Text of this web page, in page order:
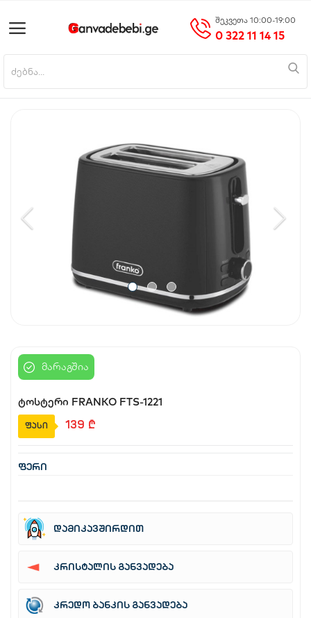
შეკვეთა 10:00-19:00
0 322 11 14 15
საოჯახო ტექნიკა
ციფრული ტექნიკა
ნაძვის ხეები
სახლი და ეზო
აუზები
წვრილი ტექნიკა
ფავორიტები
შესვლა
დარეგისტრირება
მარაგშია
ტოსტერი FRANKO FTS-1221
ფასი 139 ₾
ფერი
დამიკავშირდით
კრისტალის განვადება
კრედო ბანკის განვადება